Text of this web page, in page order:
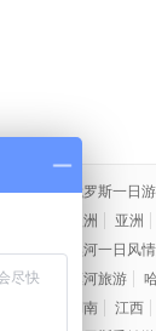
边境游： 俄罗斯一日游
欧洲 亚洲
市内游：
黑河一日风
周边游：
漠河旅游
湖南 江西